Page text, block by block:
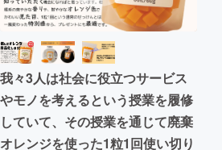
ビジネス・起業
まちづくり・地域活性化
CAMPFIRE for Social Good
CAMPFIREふるさと納税machi-
我々3人は社会に役立つサービス
やモノを考えるという授業を履修
していて、その授業を通じて廃棄
オレンジを使った1粒1回使い切り